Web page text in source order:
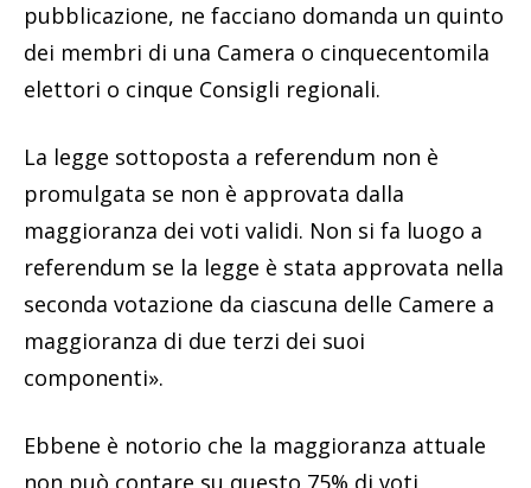
pubblicazione, ne facciano domanda un quinto
dei membri di una Camera o cinquecentomila
elettori o cinque Consigli regionali.
La legge sottoposta a referendum non è
promulgata se non è approvata dalla
maggioranza dei voti validi. Non si fa luogo a
referendum se la legge è stata approvata nella
seconda votazione da ciascuna delle Camere a
maggioranza di due terzi dei suoi
componenti».
Ebbene è notorio che la maggioranza attuale
non può contare su questo 75% di voti